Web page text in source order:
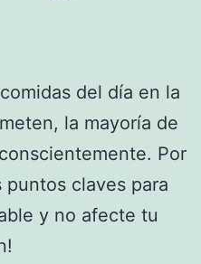
del día en la
la mayoría de
Por
claves para
y no afecte tu